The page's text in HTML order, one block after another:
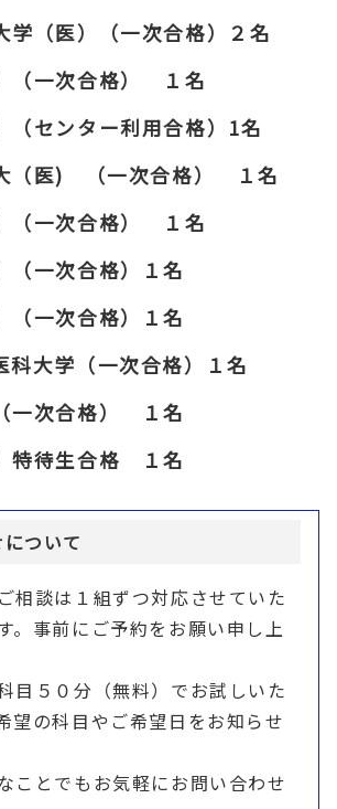
学（医）（一次合格）２名
（一次合格） １名
（センター利用合格）1名
（医) （一次合格） １名
（一次合格） １名
（一次合格）１名
（一次合格）１名
科大学（一次合格）１名
一次合格） １名
特待生合格 １名
ついて
相談は１組ずつ対応させていた
。事前にご予約をお願い申し上
目５０分（無料）でお試しいた
望の科目やご希望日をお知らせ
ことでもお気軽にお問い合わせ